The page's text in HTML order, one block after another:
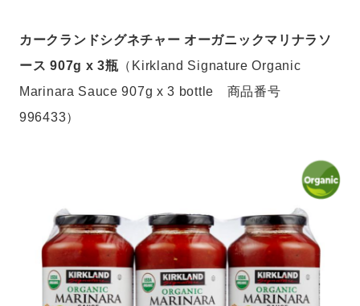
カークランドシグネチャー オーガニックマリナラソ
ース 907g x 3瓶 （Kirkland Signature Organic
Marinara Sauce 907g x 3 bottle 商品番号
996433）